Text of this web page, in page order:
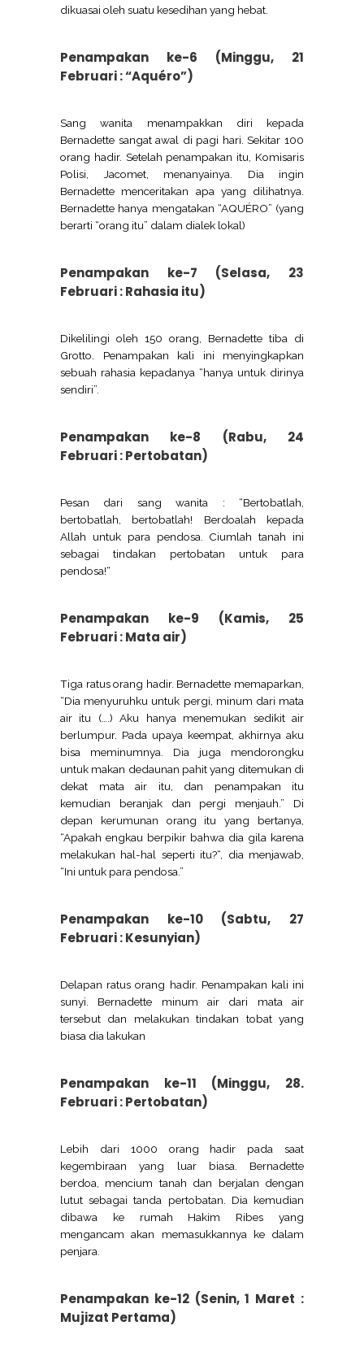
dikuasai oleh suatu kesedihan yang hebat.
Penampakan ke-6 (Minggu, 21
Februari : “Aquéro”)
Sang wanita menampakkan diri kepada
Bernadette sangat awal di pagi hari. Sekitar 100
orang hadir. Setelah penampakan itu, Komisaris
Polisi, Jacomet, menanyainya. Dia ingin
Bernadette menceritakan apa yang dilihatnya.
Bernadette hanya mengatakan “AQUÉRO” (yang
berarti “orang itu” dalam dialek lokal)
Penampakan ke-7 (Selasa, 23
Februari : Rahasia itu)
Dikelilingi oleh 150 orang, Bernadette tiba di
Grotto. Penampakan kali ini menyingkapkan
sebuah rahasia kepadanya “hanya untuk dirinya
sendiri”.
Penampakan ke-8 (Rabu, 24
Februari : Pertobatan)
Pesan dari sang wanita : “Bertobatlah,
bertobatlah, bertobatlah! Berdoalah kepada
Allah untuk para pendosa. Ciumlah tanah ini
sebagai tindakan pertobatan untuk para
pendosa!“
Penampakan ke-9 (Kamis, 25
Februari : Mata air)
Tiga ratus orang hadir. Bernadette memaparkan,
“Dia menyuruhku untuk pergi, minum dari mata
air itu (….) Aku hanya menemukan sedikit air
berlumpur. Pada upaya keempat, akhirnya aku
bisa meminumnya. Dia juga mendorongku
untuk makan dedaunan pahit yang ditemukan di
dekat mata air itu, dan penampakan itu
kemudian beranjak dan pergi menjauh.” Di
depan kerumunan orang itu yang bertanya,
“Apakah engkau berpikir bahwa dia gila karena
melakukan hal-hal seperti itu?“, dia menjawab,
“Ini untuk para pendosa.”
Penampakan ke-10 (Sabtu, 27
Februari : Kesunyian)
Delapan ratus orang hadir. Penampakan kali ini
sunyi. Bernadette minum air dari mata air
tersebut dan melakukan tindakan tobat yang
biasa dia lakukan
Penampakan ke-11 (Minggu, 28.
Februari : Pertobatan)
Lebih dari 1000 orang hadir pada saat
kegembiraan yang luar biasa. Bernadette
berdoa, mencium tanah dan berjalan dengan
lutut sebagai tanda pertobatan. Dia kemudian
dibawa ke rumah Hakim Ribes yang
mengancam akan memasukkannya ke dalam
penjara.
Penampakan ke-12 (Senin, 1 Maret :
Mujizat Pertama)